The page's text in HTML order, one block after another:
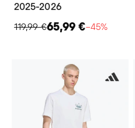
2025-2026
119,99 €65,99 €−45%